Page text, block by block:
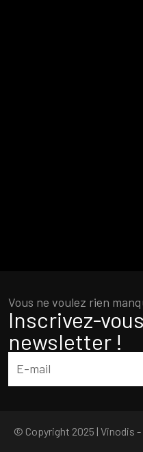
Vous ne voulez rien
Inscrivez-
newsletter !
© Copyright 2025 | Vinodis